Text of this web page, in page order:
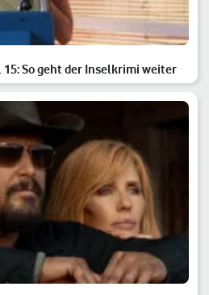
So geht der Inselkrimi weiter